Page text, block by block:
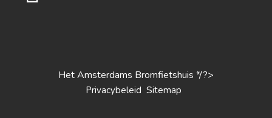
Het Amsterdams Bromfietshuis */?>
Privacybeleid Sitemap